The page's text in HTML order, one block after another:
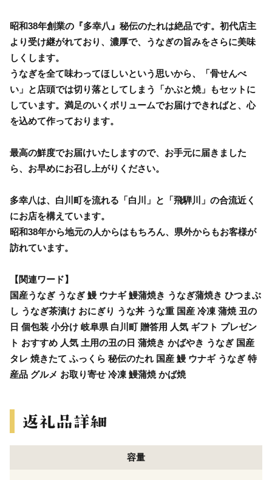
昭和38年創業の『多幸八』秘伝のたれは絶品です。初代店主
より受け継がれており、濃厚で、うなぎの旨みをさらに美味
しくします。
うなぎを全て味わってほしいという思いから、「骨せんべ
い」と店頭では切り落としてしまう「かぶと焼」もセットに
しています。満足のいくボリュームでお届けできればと、心
を込めて作っております。
最高の鮮度でお届けいたしますので、お手元に届きました
ら、お早めにお召し上がりください。
多幸八は、白川町を流れる「白川」と「飛騨川」の合流近く
にお店を構えています。
昭和38年から地元の人からはもちろん、県外からもお客様が
訪れています。
【関連ワード】
国産うなぎ うなぎ 鰻 ウナギ 鰻蒲焼き うなぎ蒲焼き ひつまぶ
し うなぎ茶漬け おにぎり うな丼 うな重 国産 冷凍 蒲焼 丑の
日 個包装 小分け 岐阜県 白川町 贈答用 人気 ギフト プレゼン
ト おすすめ 人気 土用の丑の日 蒲焼き かばやき うなぎ 国産
タレ 焼きたて ふっくら 秘伝のたれ 国産 鰻 ウナギ うなぎ 特
産品 グルメ お取り寄せ 冷凍 鰻蒲焼 かば焼
容量